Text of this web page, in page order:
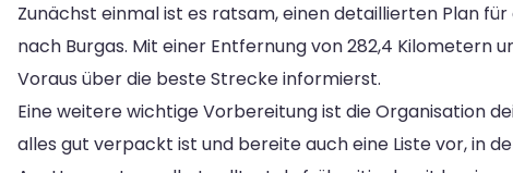
Zunächst einmal ist es ratsam, einen detaillierten Plan
nach Burgas. Mit einer Entfernung von 282,4 Kilometern
Voraus über die beste Strecke informierst.
Eine weitere wichtige Vorbereitung ist die Organisation
alles gut verpackt ist und bereite auch eine Liste vor, in